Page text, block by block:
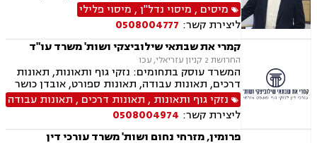
מכר דירה, פינוי בינוי, קבוצות רכישה, תמ"א 38
מיסים , מיסוי נדל"ן, מיסוי פלילי
ליצירת קשר: 0508004777
קמרי את שבתאי שילוביצקי ושות' משרד עו"ד
החרושת 2 קניון עזריאלי, עכו
המשרד עוסק בתחומים: נזקי גוף ותאונות, תאונות
דרכים, תאונות עבודה, תאונות ספורט, אובדן כושר
עבודה, תאונות תלמידים, תאונות עקב רשלנות,
תביעות ביטוח ונזקי רכוש, ביטוח סיעודי, דיני
פנסיה, נזקי רכוש, פטור ממס הכנסה מסיבות
רפואיות
נזקי גוף ותאונות , תאונות דרכים , תאונות עבודה
ליצירת קשר: 0508004974
פרומין, מזרחי נחום ושות' משרד עורכי דין